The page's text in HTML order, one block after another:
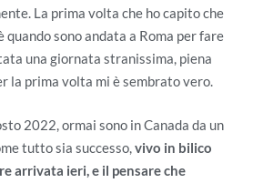
La prima volta che ho capito che
quando sono andata a Roma per fare
una giornata stranissima, piena
la prima volta mi è sembrato vero.
2022, ormai sono in Canada da un
tutto sia successo,vivo in bilico
arrivata ieri, e il pensare che